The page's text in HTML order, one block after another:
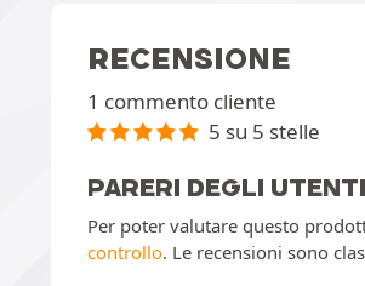
RECENSIONE
1 commento cliente
5 su 5 stelle
PARERI DEGLI UTENTI
Per poter valutare questo
controllo. Le recensioni sono